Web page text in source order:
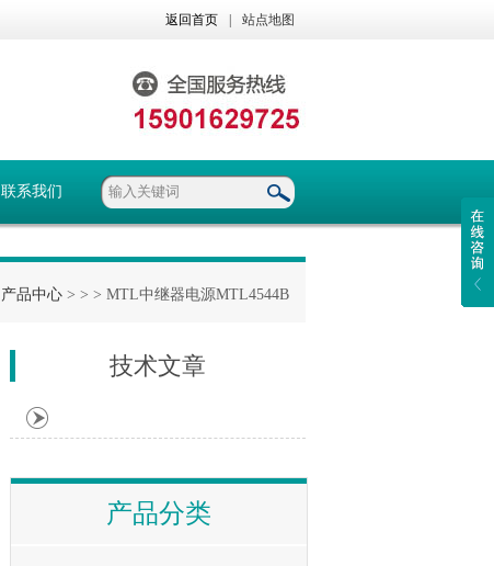
返回首页 站点地图
联系我们
产品中心 > > > MTL中继器电源MTL4544B
技术文章
产品分类